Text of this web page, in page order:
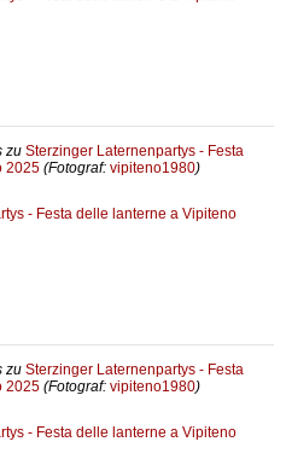
zu Sterzinger Laternenpartys - Festa
2025 (Fotograf: vipiteno1980)
- Festa delle lanterne a Vipiteno
zu Sterzinger Laternenpartys - Festa
2025 (Fotograf: vipiteno1980)
- Festa delle lanterne a Vipiteno